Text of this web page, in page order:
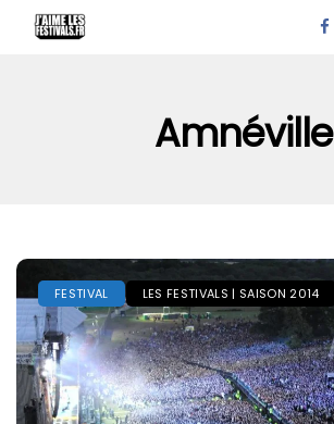
Amnéville
FESTIVAL LES FESTIVALS | SAISON 2014